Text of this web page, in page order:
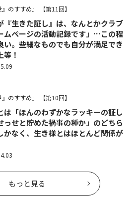
のすすめ』 【第11回】
『生きた証し』は、なんとかクラブ
ムページの活動記録です」…この程
い。些細なものでも自分が満足でき
等！
のすすめ』 【第10回】
は「ほんのわずかなラッキーの証し
っせと貯めた禍事の種か」のどちら
かなく、生き様とはほとんど関係が
もっと見る